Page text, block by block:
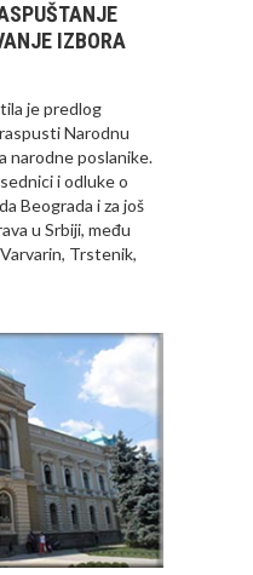
IZBORA
je predlog
Narodnu
narodne poslanike.
i odluke o
Beograda i za još
u Srbiji, među
Trstenik,